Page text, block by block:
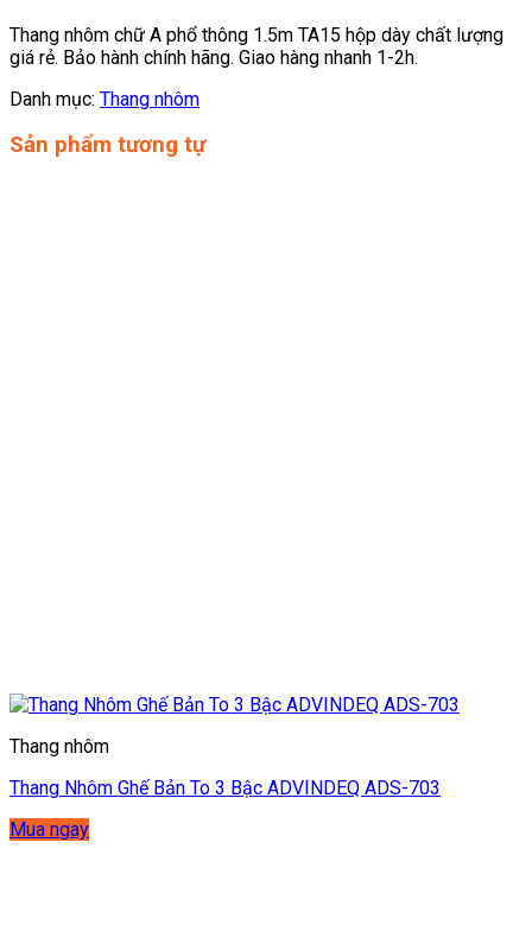
Thang nhôm chữ A phổ thông 1.5m TA15 hộp dày chất lượng
giá rẻ. Bảo hành chính hãng. Giao hàng nhanh 1-2h.
Danh mục: Thang nhôm
Sản phẩm tương tự
Thang nhôm
Thang Nhôm Ghế Bản To 3 Bậc ADVINDEQ ADS-703
Mua ngay